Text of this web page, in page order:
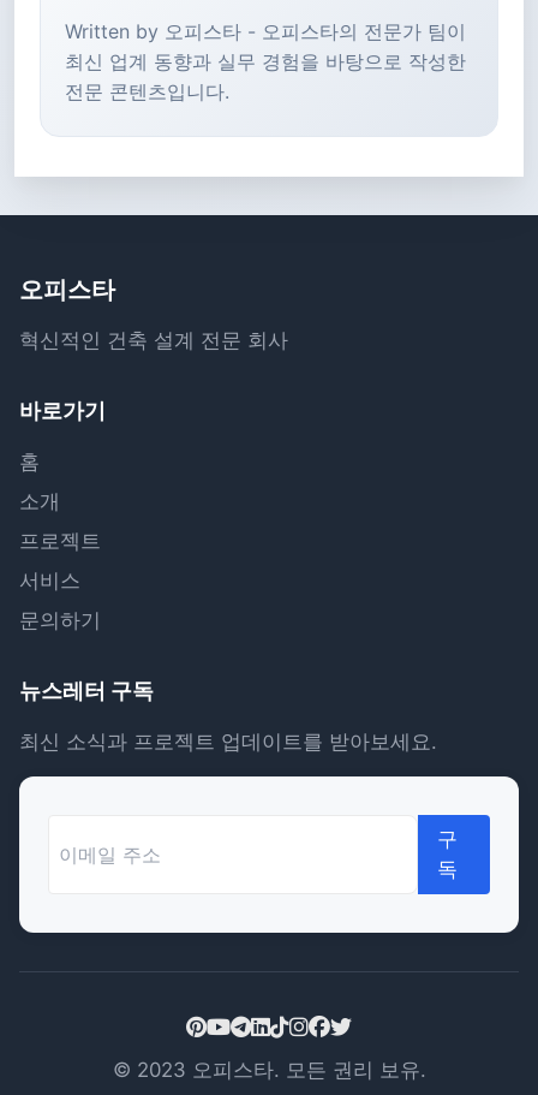
Written by 오피스타 - 오피스타의 전문가 팀이
최신 업계 동향과 실무 경험을 바탕으로 작성한
전문 콘텐츠입니다.
오피스타
혁신적인 건축 설계 전문 회사
바로가기
홈
소개
프로젝트
서비스
문의하기
뉴스레터 구독
최신 소식과 프로젝트 업데이트를 받아보세요.
구
독
© 2023 오피스타. 모든 권리 보유.